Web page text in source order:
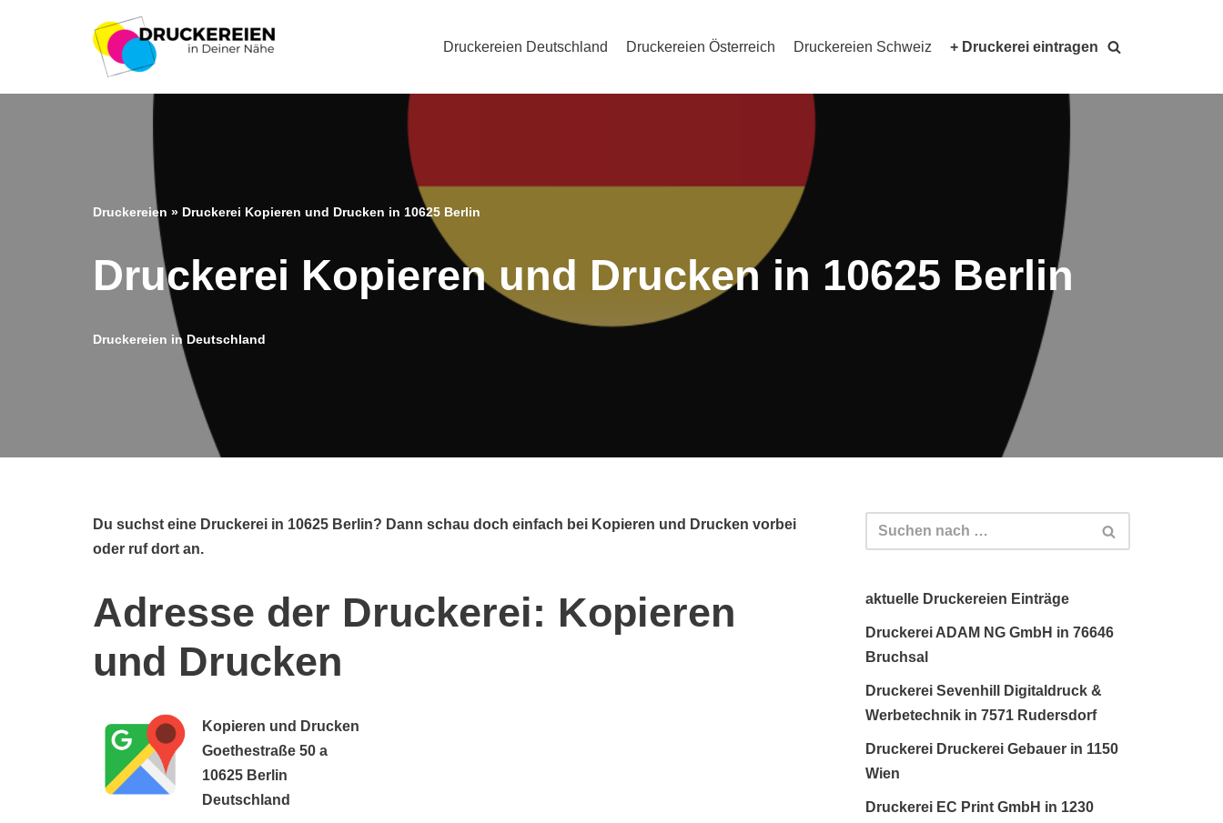
Druckereien Deutschland Druckereien Österreich Druckereien Schweiz + Druckerei eintragen
Druckereien » Druckerei Kopieren und Drucken in 10625 Berlin
Druckerei Kopieren und Drucken in 10625 Berlin
Druckereien in Deutschland
Du suchst eine Druckerei in 10625 Berlin? Dann schau doch einfach bei Kopieren und Drucken vorbei
oder ruf dort an.
Adresse der Druckerei: Kopieren
und Drucken
Kopieren und Drucken
Goethestraße 50 a
10625 Berlin
Deutschland
aktuelle Druckereien Einträge
Druckerei ADAM NG GmbH in 76646
Bruchsal
Druckerei Sevenhill Digitaldruck &
Werbetechnik in 7571 Rudersdorf
Druckerei Druckerei Gebauer in 1150
Wien
Druckerei EC Print GmbH in 1230